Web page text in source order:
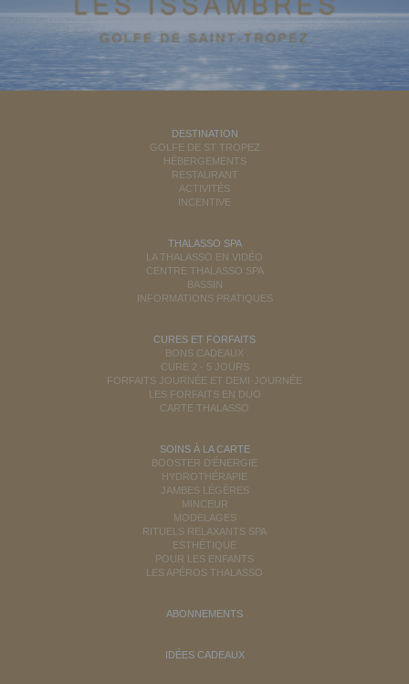
DESTINATION
GOLFE DE ST TROPEZ
HÉBERGEMENTS
RESTAURANT
ACTIVITÉS
INCENTIVE
THALASSO SPA
LA THALASSO EN VIDÉO
CENTRE THALASSO SPA
BASSIN
INFORMATIONS PRATIQUES
CURES ET FORFAITS
BONS CADEAUX
CURE 2 - 5 JOURS
FORFAITS JOURNÉE ET DEMI-JOURNÉE
LES FORFAITS EN DUO
CARTE THALASSO
SOINS À LA CARTE
BOOSTER D'ÉNERGIE
HYDROTHÉRAPIE
JAMBES LÉGÈRES
MINCEUR
MODELAGES
RITUELS RELAXANTS SPA
ESTHÉTIQUE
POUR LES ENFANTS
LES APÉROS THALASSO
ABONNEMENTS
IDÉES CADEAUX